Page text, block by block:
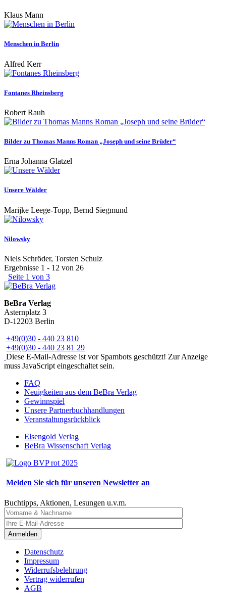
Klaus Mann
Menschen in Berlin
Alfred Kerr
Fontanes Rheinsberg
Robert Rauh
Bilder zu Thomas Manns Roman „Joseph und seine Brüder“
Erna Johanna Glatzel
Unsere Wälder
Marijke Leege-Topp, Bernd Siegmund
Nilowsky
Niels Schröder, Torsten Schulz
Ergebnisse 1 - 12 von 26
Seite 1 von 3
BeBra Verlag
Asternplatz 3
D-12203 Berlin
+49(0)30 - 440 23 810
+49(0)30 - 440 23 81 29
Diese E-Mail-Adresse ist vor Spambots geschützt! Zur Anzeige
muss JavaScript eingeschaltet sein.
FAQ
Neuigkeiten aus dem BeBra Verlag
Gewinnspiel
Unsere Partnerbuchhandlungen
Veranstaltungsrückblick
Elsengold Verlag
BeBra Wissenschaft Verlag
Melden Sie sich für unseren Newsletter an
Buchtipps, Aktionen, Lesungen u.v.m.
Anmelden
Datenschutz
Impressum
Widerrufsbelehrung
Vertrag widerrufen
AGB